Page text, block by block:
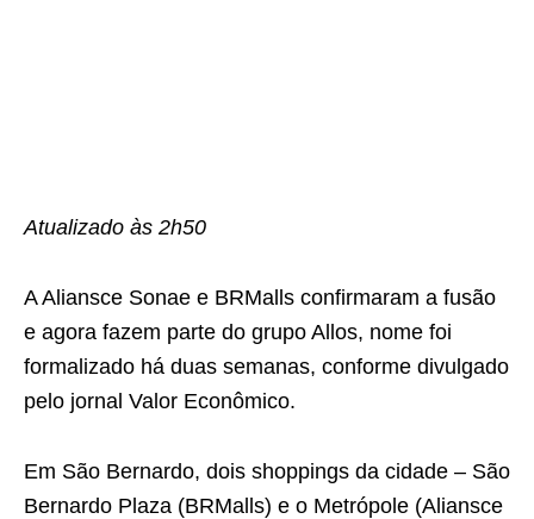
Atualizado às 2h50
A Aliansce Sonae e BRMalls confirmaram a fusão
e agora fazem parte do grupo Allos, nome foi
formalizado há duas semanas, conforme divulgado
pelo jornal Valor Econômico.
Em São Bernardo, dois shoppings da cidade – São
Bernardo Plaza (BRMalls) e o Metrópole (Aliansce